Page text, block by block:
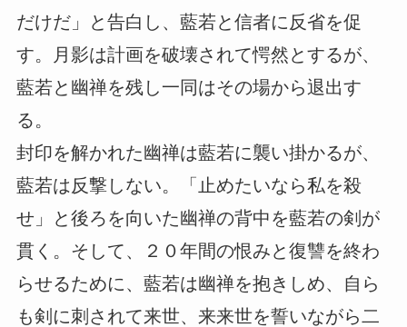
だけだ」と告白し、藍若と信者に反省を促
す。月影は計画を破壊されて愕然とするが、
藍若と幽禅を残し一同はその場から退出す
る。
封印を解かれた幽禅は藍若に襲い掛かるが、
藍若は反撃しない。「止めたいなら私を殺
せ」と後ろを向いた幽禅の背中を藍若の剣が
貫く。そして、２０年間の恨みと復讐を終わ
らせるために、藍若は幽禅を抱きしめ、自ら
も剣に刺されて来世、来来世を誓いながら二